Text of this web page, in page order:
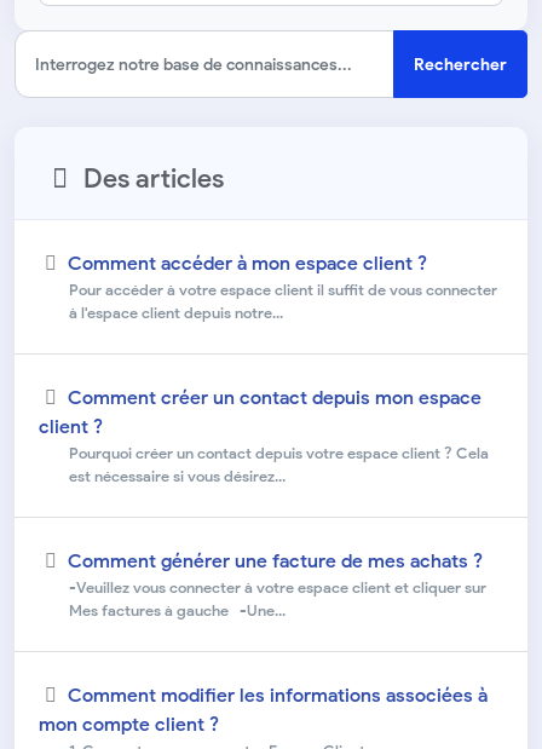
Rechercher
Des articles
Comment accéder à mon espace client ?
Pour accéder à votre espace client il suffit de vous connecter
à l'espace client depuis notre...
Comment créer un contact depuis mon espace
client ?
Pourquoi créer un contact depuis votre espace client ? Cela
est nécessaire si vous désirez...
Comment générer une facture de mes achats ?
-Veuillez vous connecter à votre espace client et cliquer sur
Mes factures à gauche -Une...
Comment modifier les informations associées à
mon compte client ?